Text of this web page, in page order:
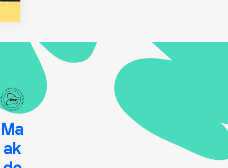
Ma
ak